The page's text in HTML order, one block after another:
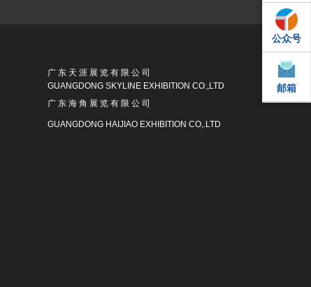
QQ
邮箱
公众号
邮箱
广 东 天 涯 展 览 有 限 公 司
GUANGDONG SKYLINE EXHIBITION CO.,LTD
广 东 海 角 展 览 有 限 公 司
GUANGDONG HAIJIAO EXHIBITION CO,.LTD